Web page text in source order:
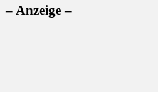
– Anzeige –